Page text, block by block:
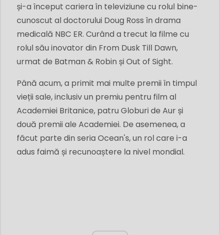
și-a început cariera în televiziune cu rolul bine-
cunoscut al doctorului Doug Ross în drama
medicală NBC ER. Curând a trecut la filme cu
rolul său inovator din From Dusk Till Dawn,
urmat de Batman & Robin și Out of Sight.
Până acum, a primit mai multe premii în timpul
vieții sale, inclusiv un premiu pentru film al
Academiei Britanice, patru Globuri de Aur și
două premii ale Academiei. De asemenea, a
făcut parte din seria Ocean's, un rol care i-a
adus faimă și recunoaștere la nivel mondial.